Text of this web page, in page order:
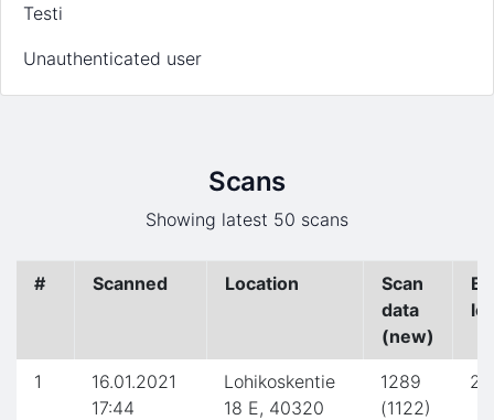
Testi
Unauthenticated user
Scans
Showing latest 50 scans
# Scanned Location
Scan
data
(new)
1
16.01.2021
17:44
Lohikoskentie
18 E, 40320
1289
(1122)